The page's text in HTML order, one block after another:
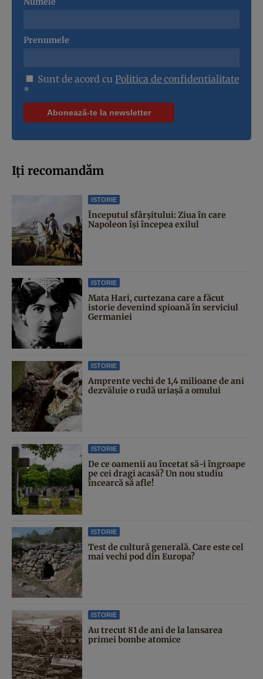
Prenumele
Sunt de acord cu Politica de confidentialitate
*
Iți recomandăm
ISTORIE
Începutul sfârşitului: Ziua în care
Napoleon îşi începea exilul
ISTORIE
Mata Hari, curtezana care a făcut
istorie devenind spioană în serviciul
Germaniei
ISTORIE
Amprente vechi de 1,4 milioane de ani
dezvăluie o rudă uriașă a omului
ISTORIE
De ce oamenii au încetat să-i îngroape
pe cei dragi acasă? Un nou studiu
încearcă să afle!
ISTORIE
Test de cultură generală. Care este cel
mai vechi pod din Europa?
ISTORIE
Au trecut 81 de ani de la lansarea
primei bombe atomice